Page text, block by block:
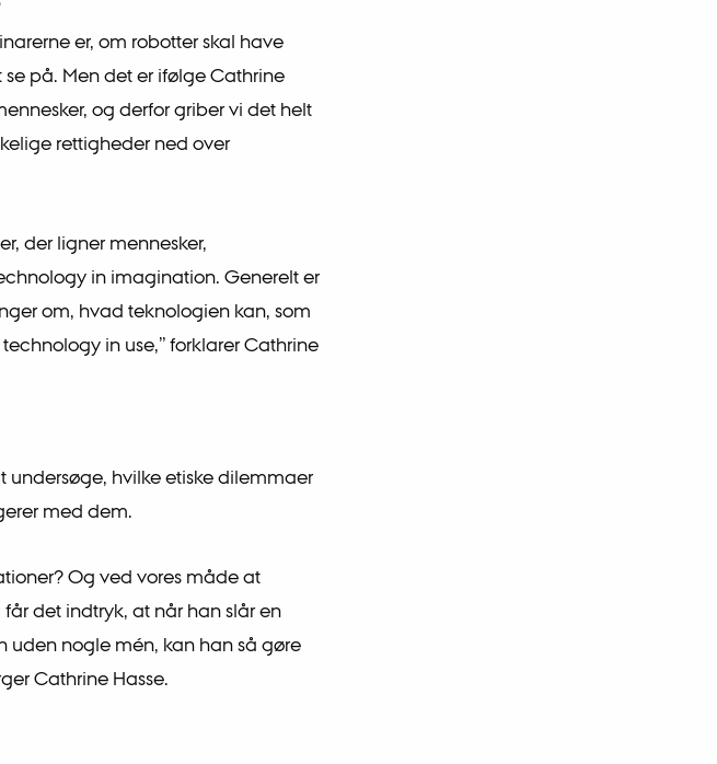
er, om robotter skal have
på. Men det er ifølge Cathrine
og derfor griber vi det helt
rettigheder ned over
der ligner mennesker,
in imagination. Generelt er
om, hvad teknologien kan, som
in use,” forklarer Cathrine
undersøge, hvilke etiske dilemmaer
med dem.
Og ved vores måde at
det indtryk, at når han slår en
uden nogle mén, kan han så gøre
Cathrine Hasse.